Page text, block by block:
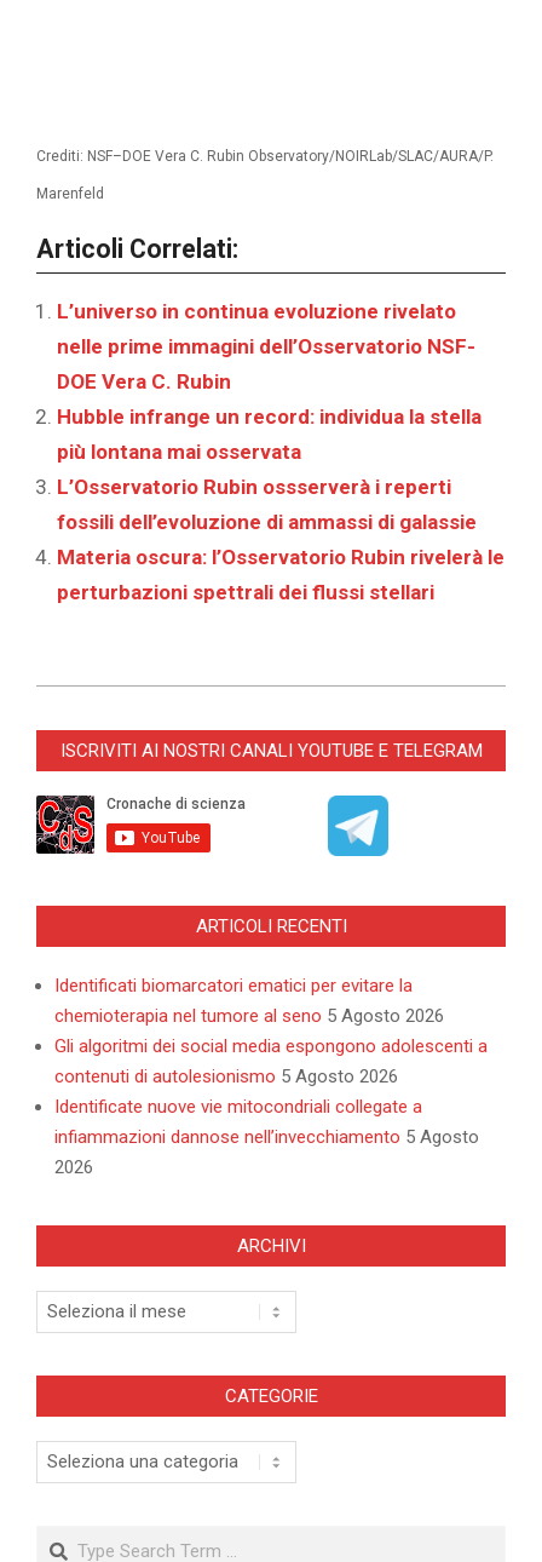
Crediti: NSF–DOE Vera C. Rubin Observatory/NOIRLab/SLAC/AURA/P.
Marenfeld
Articoli Correlati:
L’universo in continua evoluzione rivelato
nelle prime immagini dell’Osservatorio NSF-
DOE Vera C. Rubin
‎Hubble infrange un record: individua la stella
più lontana mai osservata
L’Osservatorio Rubin ossserverà i reperti
fossili dell’evoluzione di ammassi di galassie
Materia oscura: l’Osservatorio Rubin rivelerà le
perturbazioni spettrali dei flussi stellari
01-
ISCRIVITI AI NOSTRI CANALI YOUTUBE E TELEGRAM
ARTICOLI RECENTI
Identificati biomarcatori ematici per evitare la
chemioterapia nel tumore al seno 5 Agosto 2026
Gli algoritmi dei social media espongono adolescenti a
contenuti di autolesionismo 5 Agosto 2026
Identificate nuove vie mitocondriali collegate a
infiammazioni dannose nell’invecchiamento 5 Agosto
2026
ARCHIVI
Archivi
CATEGORIE
Categorie
Search